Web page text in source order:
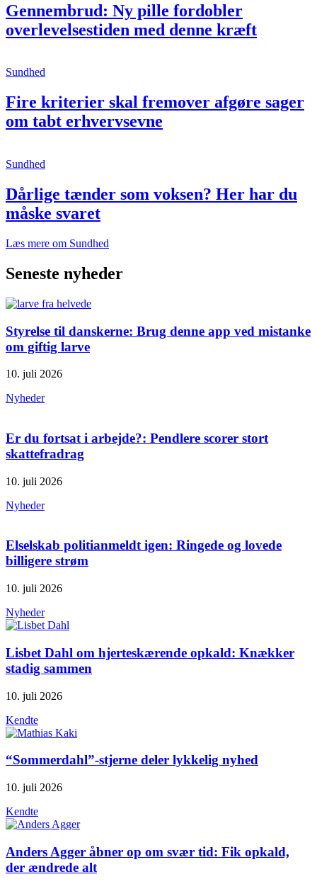
Gennembrud: Ny pille fordobler
overlevelsestiden med denne kræft
Sundhed
Fire kriterier skal fremover afgøre sager
om tabt erhvervsevne
Sundhed
Dårlige tænder som voksen? Her har du
måske svaret
Læs mere om Sundhed
Seneste nyheder
Styrelse til danskerne: Brug denne app ved mistanke
om giftig larve
10. juli 2026
Nyheder
Er du fortsat i arbejde?: Pendlere scorer stort
skattefradrag
10. juli 2026
Nyheder
Elselskab politianmeldt igen: Ringede og lovede
billigere strøm
10. juli 2026
Nyheder
Lisbet Dahl om hjerteskærende opkald: Knækker
stadig sammen
10. juli 2026
Kendte
“Sommerdahl”-stjerne deler lykkelig nyhed
10. juli 2026
Kendte
Anders Agger åbner op om svær tid: Fik opkald,
der ændrede alt